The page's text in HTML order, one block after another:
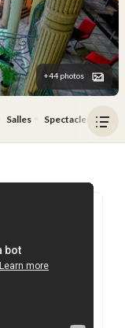
+44 photos
Salles Spectacles
le